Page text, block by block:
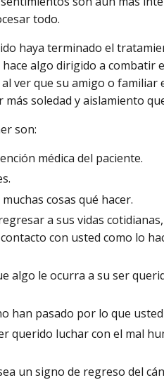
todo.
haya terminado el
algo dirigido a combatir
ver que su amigo o familiar
soledad y aislamiento
son:
médica del paciente.
cosas qué hacer.
a sus vidas
con usted como lo
algo le ocurra a su ser
han pasado por lo que
querido luchar con el mal
un signo de regreso del